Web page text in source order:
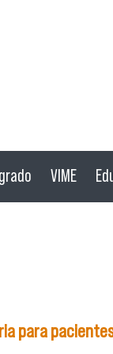
VIME
para